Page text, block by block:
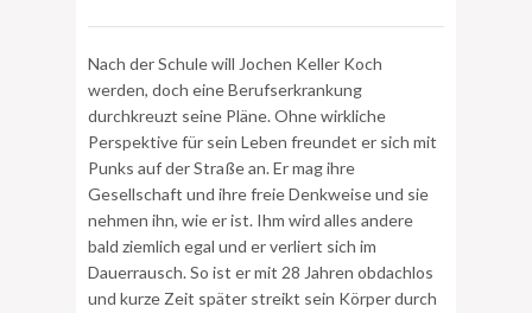
Nach der Schule will Jochen Keller Koch
werden, doch eine Berufserkrankung
durchkreuzt seine Pläne. Ohne wirkliche
Perspektive für sein Leben freundet er sich mit
Punks auf der Straße an. Er mag ihre
Gesellschaft und ihre freie Denkweise und sie
nehmen ihn, wie er ist. Ihm wird alles andere
bald ziemlich egal und er verliert sich im
Dauerrausch. So ist er mit 28 Jahren obdachlos
und kurze Zeit später streikt sein Körper durch